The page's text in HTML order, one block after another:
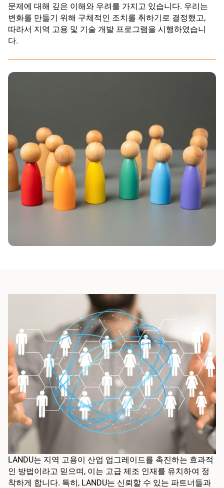
문제에 대해 깊은 이해와 우려를 가지고 있습니다. 우리는
변화를 만들기 위해 구체적인 조치를 취하기로 결정했고,
따라서 지역 고용 및 기술 개발 프로그램을 시행하였습니
다.
LANDU는 지역 고용이 산업 업그레이드를 촉진하는 효과적
인 방법이라고 믿으며, 이는 고급 제조 인재를 유치하여 정
착하게 합니다. 특히, LANDU는 신뢰할 수 있는 파트너들과